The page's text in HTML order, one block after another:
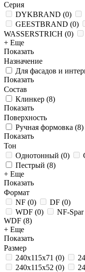
Серия
DYKBRAND (0)
GEESTBRAND (0)
WASSERSTRICH (0)
+ Еще
Показать
Назначение
Для фасадов и
Показать
Состав
Клинкер (8)
Показать
Поверхность
Ручная формовка (8)
Показать
Тон
Однотонный (0)
Пестрый (8)
+ Еще
Показать
Формат
NF (0) DF (0)
WDF (0) NF-Spar
WDF (8)
+ Еще
Показать
Размер
240x115x71 (0)
240x115x52 (0)